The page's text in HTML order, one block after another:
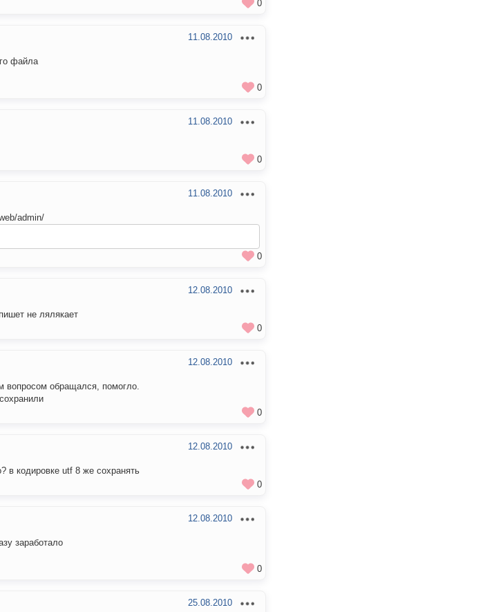
0
11.08.2010
файла
0
11.08.2010
0
11.08.2010
admin/
0
12.08.2010
не лялякает
0
12.08.2010
вопросом обращался, помогло.
0
12.08.2010
в кодировке utf 8 же сохранять
0
12.08.2010
заработало
0
25.08.2010